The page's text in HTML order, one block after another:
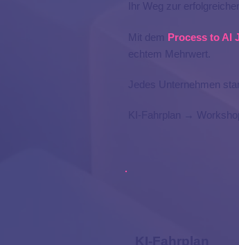
Ihr Weg zur
Mit dem Process to AI
echtem Mehrwert.
Jedes Unternehmen
KI-Fahrplan →